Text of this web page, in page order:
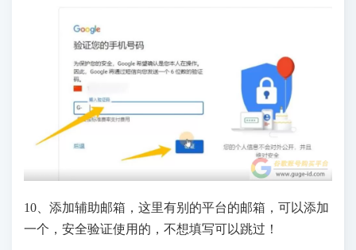
10、添加辅助邮箱，这里有别的平台的邮箱，可以添加
一个，安全验证使用的，不想填写可以跳过！